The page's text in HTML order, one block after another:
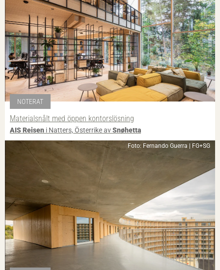
NOTERAT
Materialsnålt med öppen kontorslösning
AIS Reisen i Natters, Österrike avSnøhetta
Foto: Fernando Guerra | FG+SG